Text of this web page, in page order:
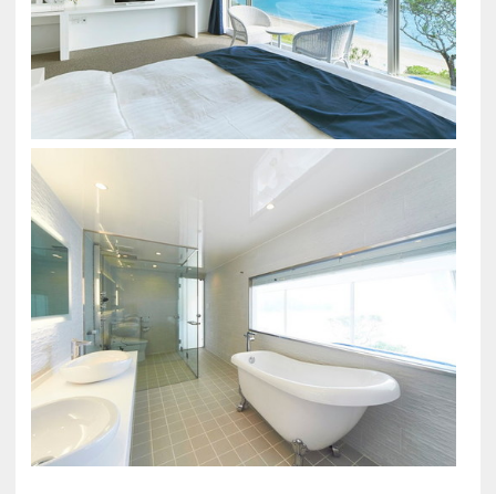
果物などを
ブュッフェスタイルでお楽しみください。